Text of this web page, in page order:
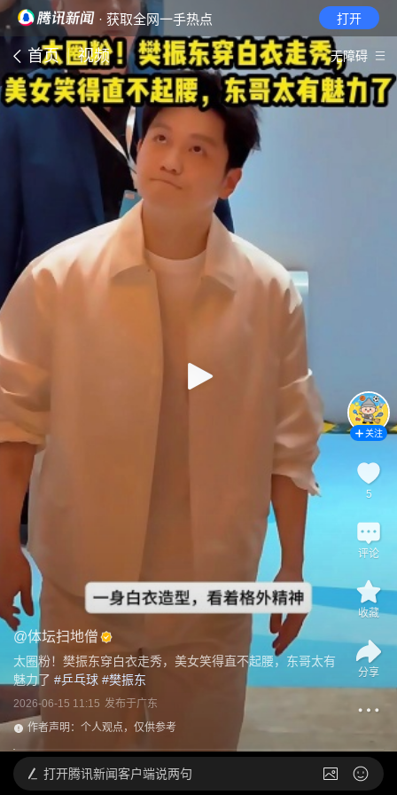
· 获取全网一手热点 打开
首页 视频 无障碍
@体坛扫地僧
太圈粉！樊振东穿白衣走秀，美女笑得直不起腰，东哥太有
魅力了 #乒乓球 #樊振东
2026-06-15 11:15 发布于广东
作者声明：个人观点，仅供参考
关注
5
评论
收藏
分享
打开腾讯新闻客户端说两句